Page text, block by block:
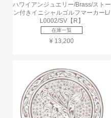
ハワイアンジュエリー/Brass/ストー
ン付きイニシャルゴルフマーカーL/
L0002/SV【R】
在庫一覧
¥ 13,200